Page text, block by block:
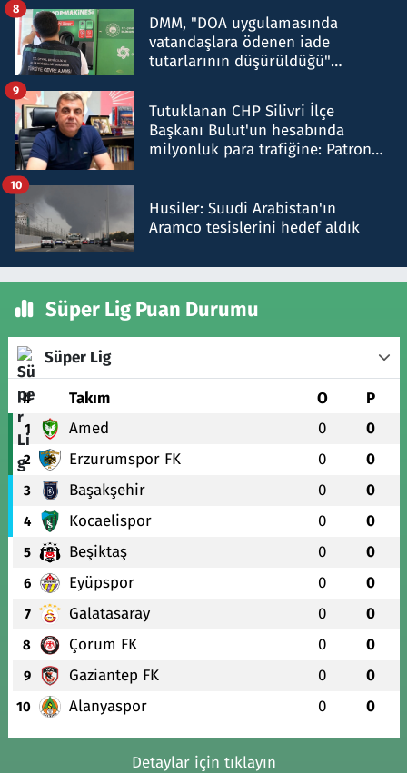
DMM, "DOA uygulamasında
vatandaşlara ödenen iade
tutarlarının düşürüldüğü"
8
Tutuklanan CHP Silivri İlçe
Başkanı Bulut'un hesabında
milyonluk para trafiğine: Patron
9
Husiler: Suudi Arabistan'ın
Aramco tesislerini hedef aldık
10
Süper Lig Puan Durumu
Süper Lig
# Takım O P
1 Amed 0 0
2 Erzurumspor FK 0 0
3 Başakşehir 0 0
4 Kocaelispor 0 0
5 Beşiktaş 0 0
6 Eyüpspor 0 0
7 Galatasaray 0 0
8 Çorum FK 0 0
9 Gaziantep FK 0 0
10 Alanyaspor 0 0
Detaylar için tıklayın